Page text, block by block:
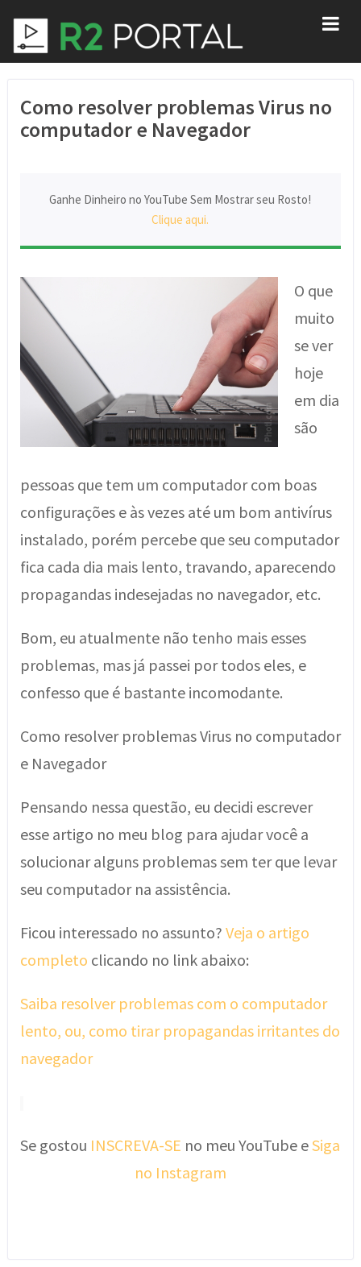
Como resolver problemas Virus no
computador e Navegador
Ganhe Dinheiro no YouTube Sem Mostrar seu Rosto!
Clique aqui.
O que
muito
se ver
hoje
em dia
são
pessoas que tem um computador com boas
configurações e às vezes até um bom antivírus
instalado, porém percebe que seu computador
fica cada dia mais lento, travando, aparecendo
propagandas indesejadas no navegador, etc.
Bom, eu atualmente não tenho mais esses
problemas, mas já passei por todos eles, e
confesso que é bastante incomodante.
Como resolver problemas Virus no computador
e Navegador
Pensando nessa questão, eu decidi escrever
esse artigo no meu blog para ajudar você a
solucionar alguns problemas sem ter que levar
seu computador na assistência.
Ficou interessado no assunto? Veja o artigo
completo clicando no link abaixo:
Saiba resolver problemas com o computador
lento, ou, como tirar propagandas irritantes do
navegador
Se gostou INSCREVA-SE no meu YouTube eSiga
no Instagram